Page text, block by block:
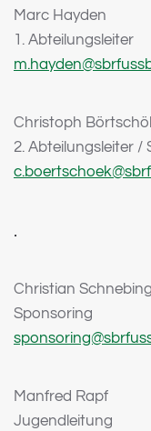
Marc Hayden
1. Abteilungsleiter
Christoph
2. Abteilungsleiter /
.
Christian
Sponsoring
Manfred Rapf
Jugendleitung